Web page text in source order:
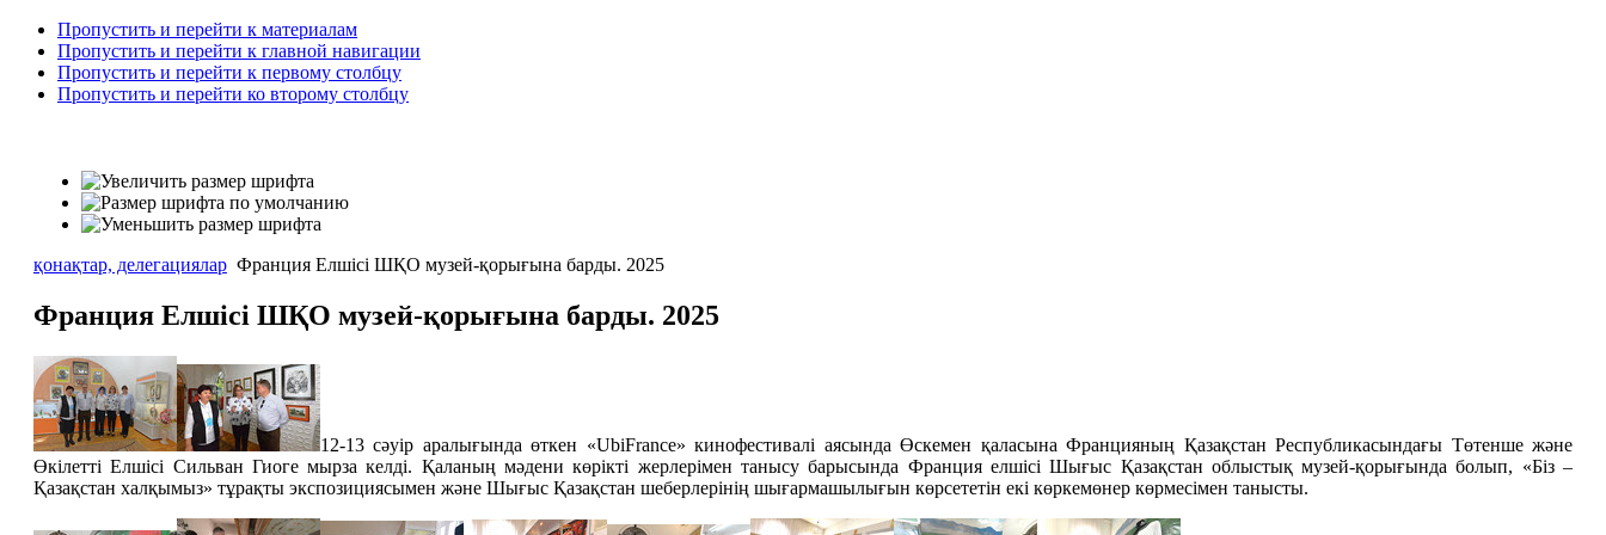
Пропустить и перейти к материалам
Пропустить и перейти к главной навигации
Пропустить и перейти к первому столбцу
Пропустить и перейти ко второму столбцу
қонақтар, делегациялар Франция Елшісі ШҚО музей-қорығына барды. 2025
Франция Елшісі ШҚО музей-қорығына барды. 2025
12-13 сәуір аралығында өткен «UbiFrance» кинофестивалі аясында Өскемен қаласына Францияның Қазақстан Республикасындағы Төтенше және
Өкілетті Елшісі Сильван Гиоге мырза келді. Қаланың мәдени көрікті жерлерімен танысу барысында Франция елшісі Шығыс Қазақстан облыстық музей-қорығында болып, «Біз –
Қазақстан халқымыз» тұрақты экспозициясымен және Шығыс Қазақстан шеберлерінің шығармашылығын көрсететін екі көркемөнер көрмесімен танысты.